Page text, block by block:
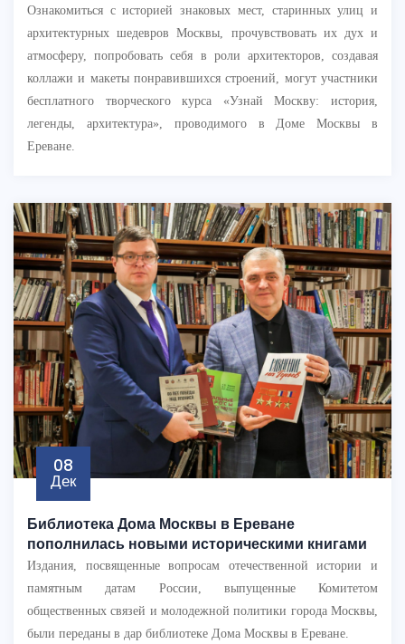
Ознакомиться с историей знаковых мест, старинных улиц и
архитектурных шедевров Москвы, прочувствовать их дух и
атмосферу, попробовать себя в роли архитекторов, создавая
коллажи и макеты понравившихся строений, могут участники
бесплатного творческого курса «Узнай Москву: история,
легенды, архитектура», проводимого в Доме Москвы в
Ереване.
08
Дек
Библиотека Дома Москвы в Ереване
пополнилась новыми историческими книгами
Издания, посвященные вопросам отечественной истории и
памятным датам России, выпущенные Комитетом
общественных связей и молодежной политики города Москвы,
были переданы в дар библиотеке Дома Москвы в Ереване.